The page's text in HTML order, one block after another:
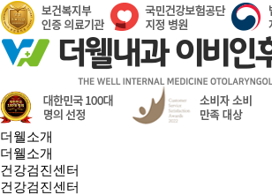
더웰소개
더웰소개
건강검진센터
건강검진센터